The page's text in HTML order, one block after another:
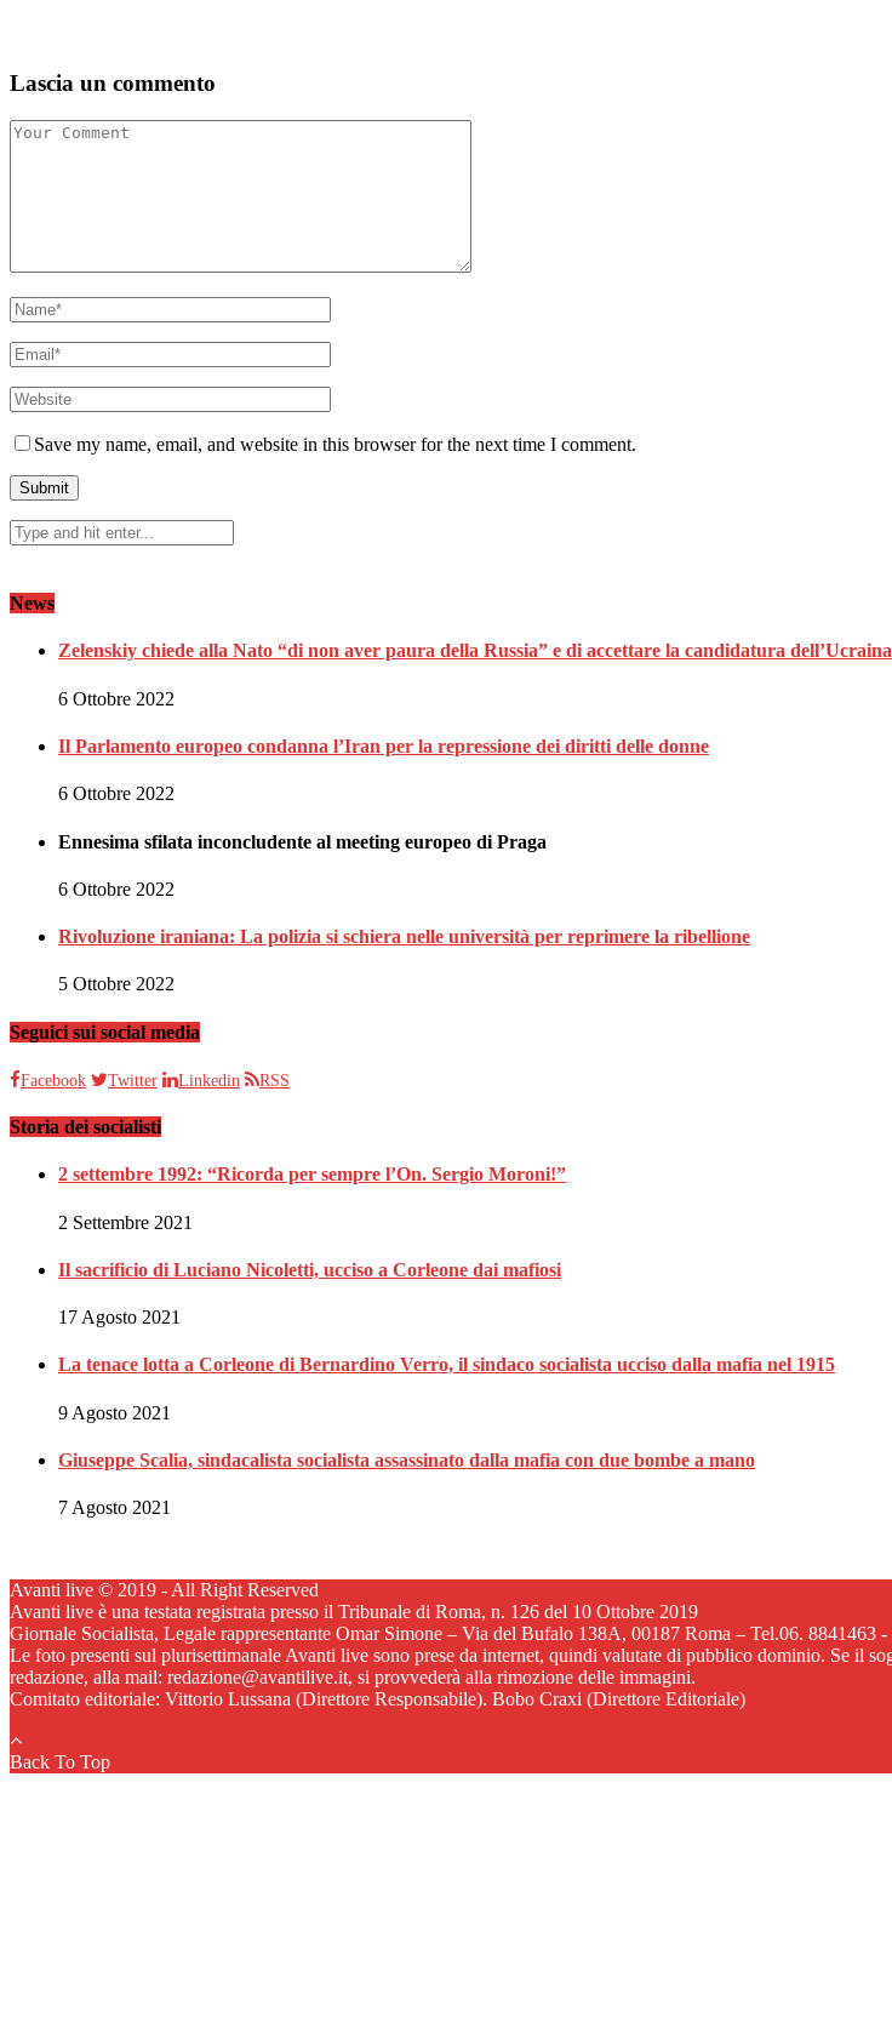
Lascia un commento
Save my name, email, and website in this browser for the next time I comment.
News
Zelenskiy chiede alla Nato “di non aver paura della Russia” e di accettare la candidatura dell’Ucraina
6 Ottobre 2022
Il Parlamento europeo condanna l’Iran per la repressione dei diritti delle donne
6 Ottobre 2022
Ennesima sfilata inconcludente al meeting europeo di Praga
6 Ottobre 2022
Rivoluzione iraniana: La polizia si schiera nelle università per reprimere la ribellione
5 Ottobre 2022
Seguici sui social media
Facebook Twitter Linkedin RSS
Storia dei socialisti
2 settembre 1992: “Ricorda per sempre l’On. Sergio Moroni!”
2 Settembre 2021
Il sacrificio di Luciano Nicoletti, ucciso a Corleone dai mafiosi
17 Agosto 2021
La tenace lotta a Corleone di Bernardino Verro, il sindaco socialista ucciso dalla mafia nel 1915
9 Agosto 2021
Giuseppe Scalia, sindacalista socialista assassinato dalla mafia con due bombe a mano
7 Agosto 2021
Avanti live © 2019 - All Right Reserved
Avanti live è una testata registrata presso il Tribunale di Roma, n. 126 del 10 Ottobre 2019
Giornale Socialista, Legale rappresentante Omar Simone – Via del Bufalo 138A, 00187 Roma – Tel.06. 8841463
Le foto presenti sul plurisettimanale Avanti live sono prese da internet, quindi valutate di pubblico dominio. Se il
redazione, alla mail: redazione@avantilive.it, si provvederà alla rimozione delle immagini.
Comitato editoriale: Vittorio Lussana (Direttore Responsabile). Bobo Craxi (Direttore Editoriale)
Back To Top